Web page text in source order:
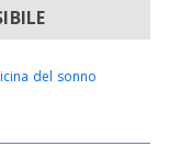
del sonno